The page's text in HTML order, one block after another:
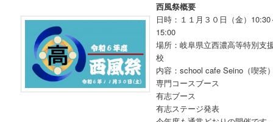
西風祭概要
日時：１１月３０日（金）10:30
15:00
場所：岐阜県立西濃高等特別支
校
内容：school cafe Seino（喫茶
専門コースブース
有志ブース
有志ステージ発表